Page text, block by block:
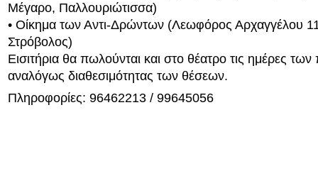
Μέγαρο, Παλλουριώτισσα)
• Οίκημα των Αντι-Δρώντων (Λεωφόρος Αρχαγγέλου
Στρόβολος)
Εισιτήρια θα πωλούνται και στο θέατρο τις ημέρες
αναλόγως διαθεσιμότητας των θέσεων.
Πληροφορίες: 96462213 / 99645056